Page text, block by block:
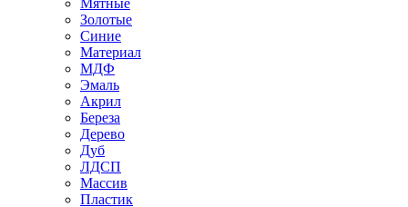
Мятные
Золотые
Синие
Материал
МДФ
Эмаль
Акрил
Береза
Дерево
Дуб
ЛДСП
Массив
Пластик